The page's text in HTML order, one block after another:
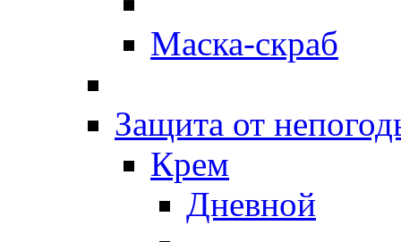
Маска-скраб
Защита от
Крем
Дневной